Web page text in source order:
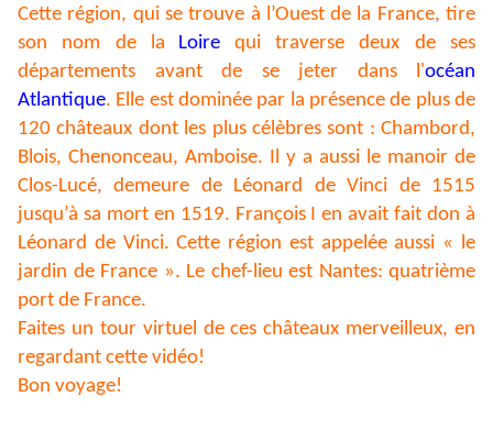
Cette région, qui se trouve à l’Ouest de la France, tire
son nom de la
Loire
qui traverse deux de ses
départements avant de se jeter dans l'océan
Atlantique. Elle est dominée par la présence de plus de
120 châteaux dont les plus célèbres sont : Chambord,
Blois, Chenonceau, Amboise. Il y a aussi le manoir de
Clos-Lucé, demeure de Léonard de Vinci de 1515
jusqu’à sa mort en 1519. François I en avait fait don à
Léonard de Vinci. Cette région est appelée aussi « le
jardin de France ». Le chef-lieu est Nantes: quatrième
port de France.
Faites un tour virtuel de ces châteaux merveilleux, en
regardant cette vidéo!
Bon voyage!